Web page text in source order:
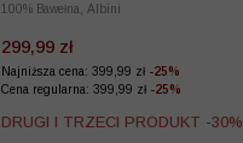
100% Bawełna, Albini
299,99 zł
Najniższa cena: 399,99 zł -25%
Cena regularna: 399,99 zł -25%
DRUGI I TRZECI PRODUKT -30%